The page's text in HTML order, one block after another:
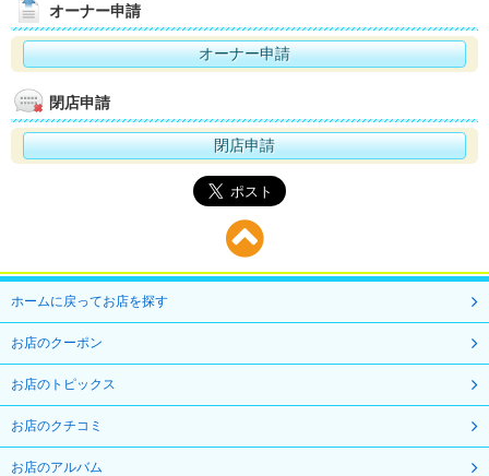
オーナー申請
オーナー申請
閉店申請
閉店申請
ホームに戻ってお店を探す
お店のクーポン
お店のトピックス
お店のクチコミ
お店のアルバム